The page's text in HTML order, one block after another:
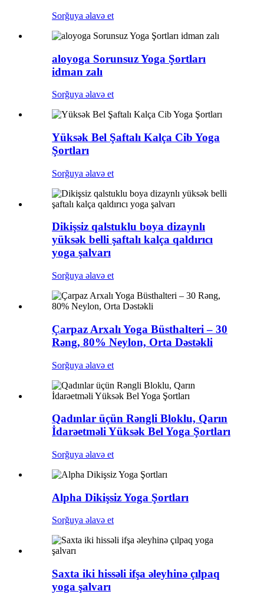
Sorğuya əlavə et
aloyoga Sorunsuz Yoga Şortları
idman zalı
Sorğuya əlavə et
Yüksək Bel Şaftalı Kalça Cib Yoga
Şortları
Sorğuya əlavə et
Dikişsiz qalstuklu boya dizaynlı
yüksək belli şaftalı kalça qaldırıcı
yoga şalvarı
Sorğuya əlavə et
Çarpaz Arxalı Yoga Büsthalteri – 30
Rəng, 80% Neylon, Orta Dəstəkli
Sorğuya əlavə et
Qadınlar üçün Rəngli Bloklu, Qarın
İdarəetməli Yüksək Bel Yoga Şortları
Sorğuya əlavə et
Alpha Dikişsiz Yoga Şortları
Sorğuya əlavə et
Saxta iki hissəli ifşa əleyhinə çılpaq
yoga şalvarı